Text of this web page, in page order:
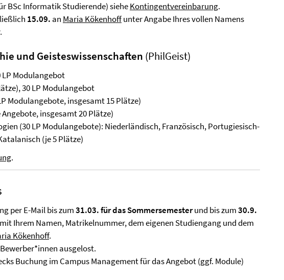
BSc Informatik Studierende) sieheKontingentvereinbarung.
15.09. an Maria Kökenhoffunter Angabe Ihres vollen Namens
und Geisteswissenschaften (PhilGeist)
LP Modulangebot
30 LP Modulangebot
Modulangebote, insgesamt 15 Plätze)
insgesamt 20 Plätze)
(30 LP Modulangebote): Niederländisch, Französisch, Portugiesisch-
(je 5 Plätze)
.
per E-Mail bis zum31.03. für das Sommersemesterund bis zum30.9.
Ihrem Namen, Matrikelnummer, dem eigenen Studiengang und dem
Kökenhoff.
ausgelost.
Buchung im Campus Management für das Angebot (ggf. Module)